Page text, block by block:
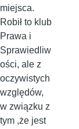
miejsca.
Robił to klub
Prawa i
Sprawiedliw
ości, ale z
oczywistych
względów,
w związku z
tym ,że jest